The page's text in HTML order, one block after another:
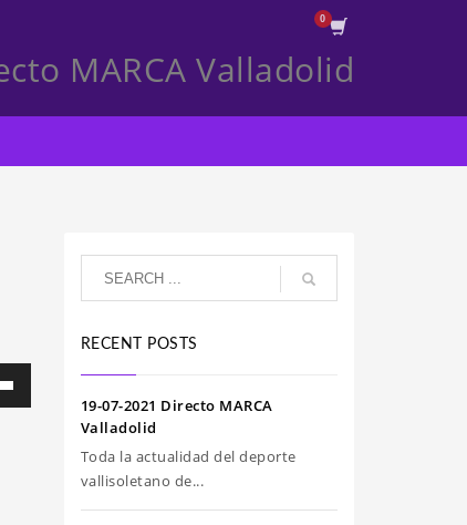
MARCA Valladolid
RECENT POSTS
19-07-2021 Directo MARCA
Valladolid
Toda la actualidad del deporte
vallisoletano de...